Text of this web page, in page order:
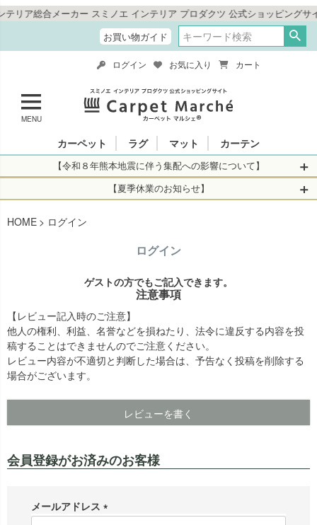
合メーカー スミノエ インテリア プロダクツ 公式ショッピングサイト「
お買い物ガイド
MENU
ログイン お気に入り カート
カーペット ラグ マット カーテン
【令和８年熊本地震に伴う集配への影響について】
令和8年熊本地震により、お亡くなりになられた方々に深く
お見舞い申し上げます。 この地震の影響により、現在、一
【お荷物のお届けに遅れが生じている地域】
・全国から九州あてのお荷物
・九州から全国あてのお荷物
なお、今後の被害状況や交通規制などにより、対象地域や
サービスへの影響が変更となる場合がございます。
お客さまにはご不便をおかけいたしますが、何卒ご理解賜
【夏季休業のお知らせ】
当店は は2026年8月11日(火)～2026年8月16日(日)
休業中のご注文に関しては自動返信メールは届きますが、
へのご返答ができかねます。 休業明けから順次送信させて
いただきますのでよろしくお願いいたします。
出荷センターも休業となりますため、休業期間中のご注文
商品の出荷は2026年8月18日(火) 以降となります。
→オーダー商品など、詳しくはこちらから
HOME ログイン
ログイン
ゲストの方でもご記入できます。
注意事項
【レビュー記入時のご注意】
他人の権利、利益、名誉などを損ねたり、法令に違反する内容を投
稿することはできませんのでご注意ください。
レビュー内容が不適切と判断した場合は、予告なく投稿を削除する
場合がございます。
レビューを書く
会員登録がお済みのお客様
メールアドレス